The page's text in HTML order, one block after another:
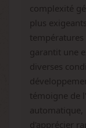
complexité
plus
garantit une
diverses
témoigne de
d'apprécier